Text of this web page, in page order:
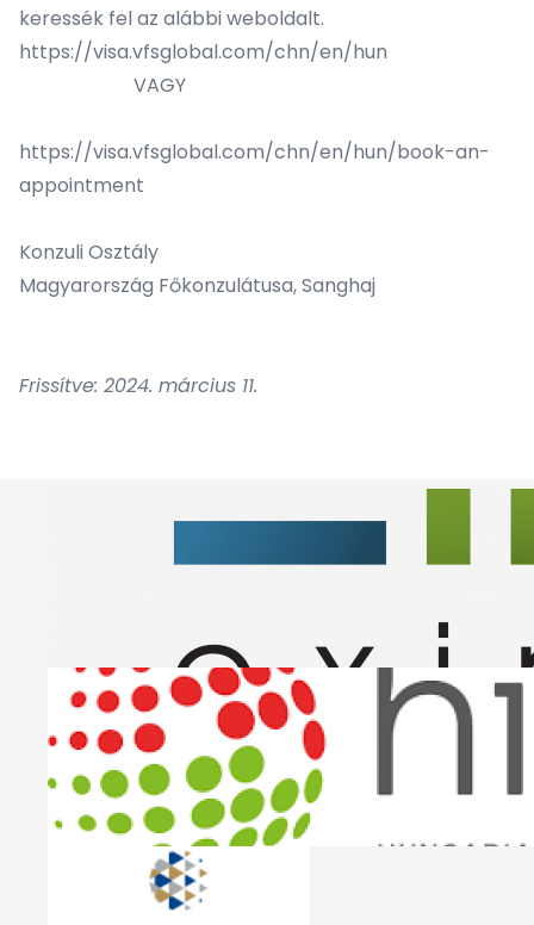
keressék fel az alábbi weboldalt.
https://visa.vfsglobal.com/chn/en/hun
VAGY
https://visa.vfsglobal.com/chn/en/hun/book-an-
appointment
Konzuli Osztály
Magyarország Főkonzulátusa, Sanghaj
Frissítve: 2024. március 11.